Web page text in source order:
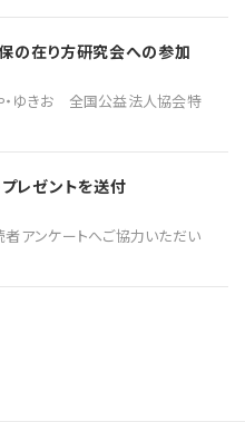
の在り方研究会への参加
・ゆきお 全国公益法人協会特
レゼントを送付
者アンケートへご協力いただい